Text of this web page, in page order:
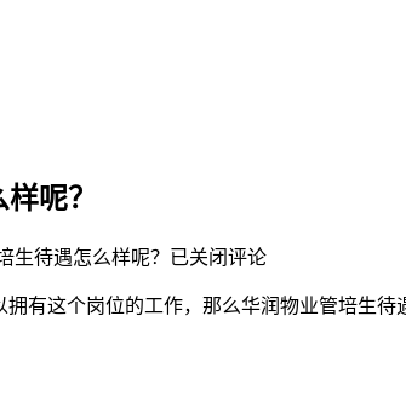
呢？
生待遇怎么样呢？ 已关闭评论
有这个岗位的工作，那么华润物业管培生待